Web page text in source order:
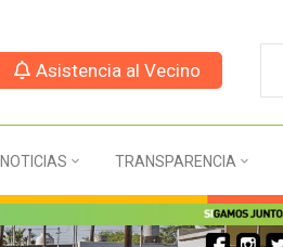
Asistencia al Vecino
NOTICIAS TRANSPARENCIA